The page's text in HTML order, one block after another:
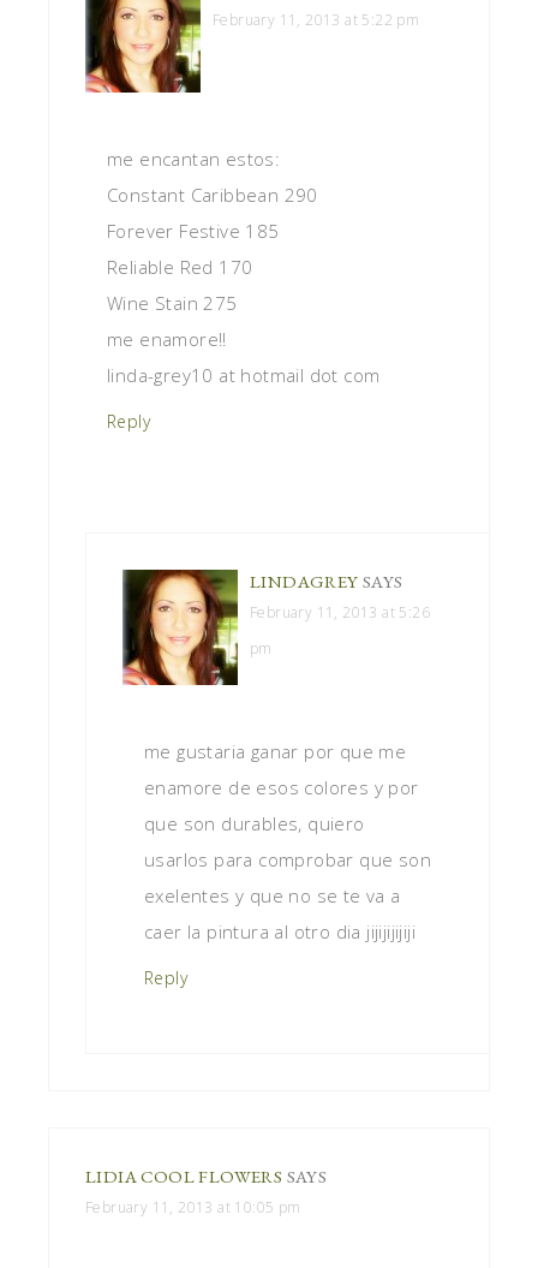
February 11, 2013 at 5:22 pm
me encantan estos:
Constant Caribbean 290
Forever Festive 185
Reliable Red 170
Wine Stain 275
me enamore!!
linda-grey10 at hotmail dot com
Reply
LINDAGREY SAYS
February 11, 2013 at 5:26
pm
me gustaria ganar por que me
enamore de esos colores y por
que son durables, quiero
usarlos para comprobar que son
exelentes y que no se te va a
caer la pintura al otro dia jijijijijiji
Reply
LIDIA COOL FLOWERS SAYS
February 11, 2013 at 10:05 pm